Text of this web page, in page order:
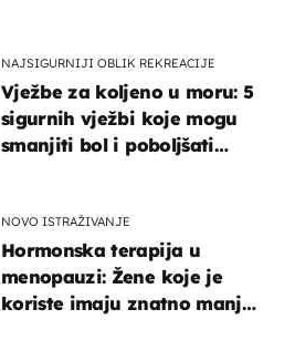
NAJSIGURNIJI OBLIK REKREACIJE
Vježbe za koljeno u moru: 5
sigurnih vježbi koje mogu
smanjiti bol i poboljšati
NOVO ISTRAŽIVANJE
Hormonska terapija u
menopauzi: Žene koje je
koriste imaju znatno manji